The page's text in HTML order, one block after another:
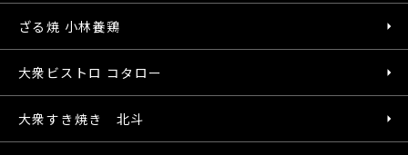
ざる焼 小林養鶏
大衆ビストロ コタロー
大衆すき焼き 北斗